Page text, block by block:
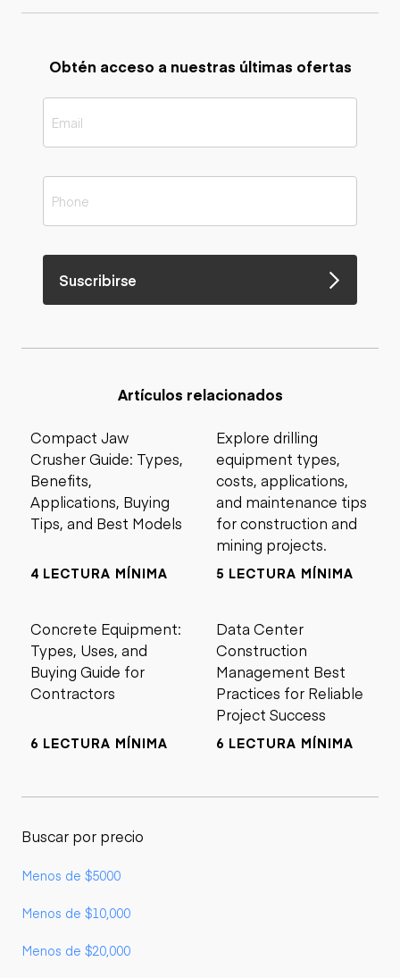
Obtén acceso a nuestras últimas ofertas
Suscribirse
Artículos relacionados
Compact Jaw
Crusher Guide: Types,
Benefits,
Applications, Buying
Tips, and Best Models
4 LECTURA MÍNIMA
Explore drilling
equipment types,
costs, applications,
and maintenance tips
for construction and
mining projects.
5 LECTURA MÍNIMA
Concrete Equipment:
Types, Uses, and
Buying Guide for
Contractors
6 LECTURA MÍNIMA
Data Center
Construction
Management Best
Practices for Reliable
Project Success
6 LECTURA MÍNIMA
Buscar por precio
Menos de $5000
Menos de $10,000
Menos de $20,000